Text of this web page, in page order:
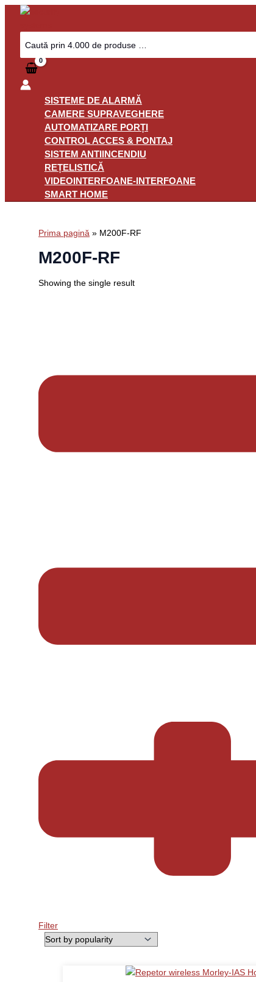
Skip
content
Search
for:
SISTEME DE ALARMĂ
CAMERE SUPRAVEGHERE
AUTOMATIZARE PORȚI
CONTROL ACCES & PONTAJ
SISTEM ANTIINCENDIU
REȚELISTICĂ
VIDEOINTERFOANE-INTERFOANE
SMART HOME
Prima pagină » M200F-RF
M200F-RF
Showing the single result
Filter